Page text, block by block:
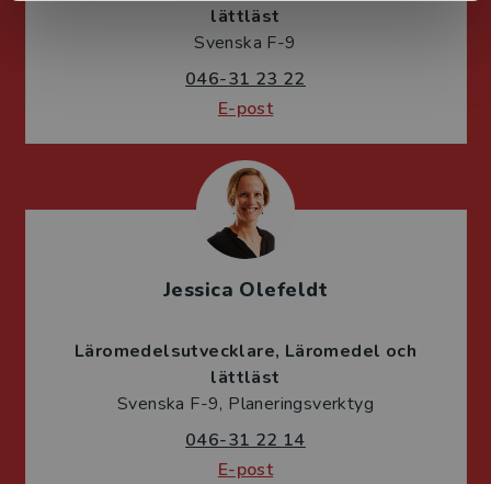
lättläst
Svenska F-9
046-31 23 22
E-post
Jessica Olefeldt
Läromedelsutvecklare Läromedel och
lättläst
Svenska F-9, Planeringsverktyg
046-31 22 14
E-post